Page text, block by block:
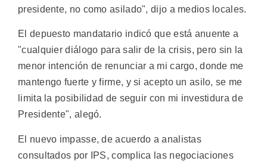
presidente, no como asilado", dijo a medios locales.
El depuesto mandatario indicó que está anuente a
"cualquier diálogo para salir de la crisis, pero sin la
menor intención de renunciar a mi cargo, donde me
mantengo fuerte y firme, y si acepto un asilo, se me
limita la posibilidad de seguir con mi investidura de
Presidente", alegó.
El nuevo impasse, de acuerdo a analistas
consultados por IPS, complica las negociaciones